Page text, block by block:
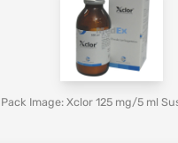
Pack Image: Xclor 125 mg/5 ml